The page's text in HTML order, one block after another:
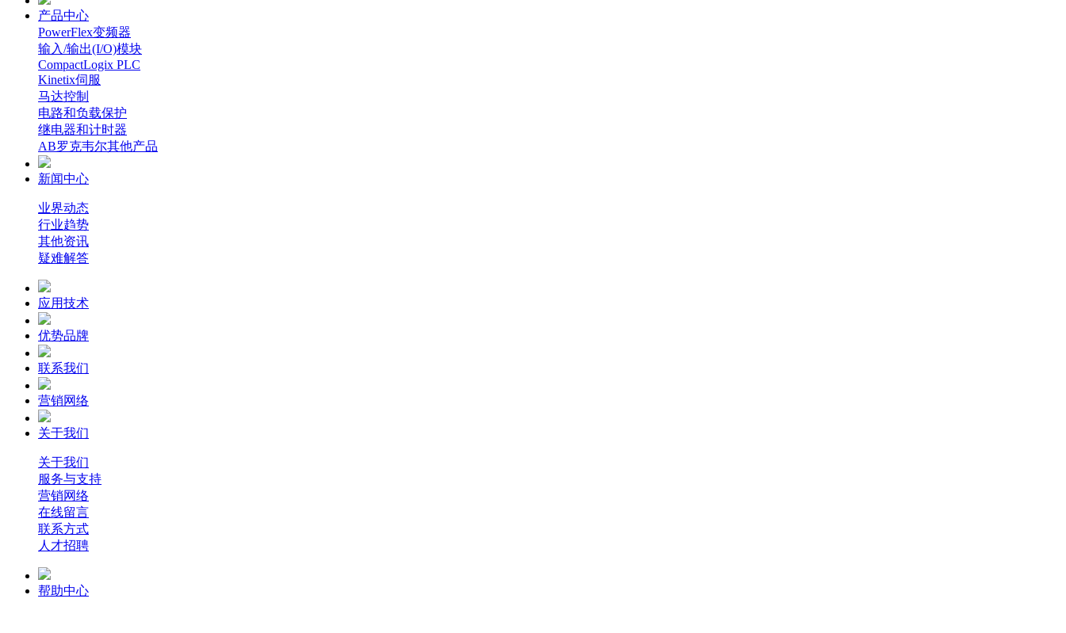
产品中心
PowerFlex变频器
输入/输出(I/O)模块
CompactLogix PLC
Kinetix伺服
马达控制
电路和负载保护
继电器和计时器
AB罗克韦尔其他产品
新闻中心
业界动态
行业趋势
其他资讯
疑难解答
应用技术
优势品牌
联系我们
营销网络
关于我们
关于我们
服务与支持
营销网络
在线留言
联系方式
人才招聘
帮助中心